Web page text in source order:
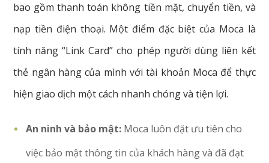
bao gồm thanh toán không tiền mặt, chuyển tiền, và
nạp tiền điện thoại. Một điểm đặc biệt của Moca là
tính năng “Link Card” cho phép người dùng liên kết
thẻ ngân hàng của mình với tài khoản Moca để thực
hiện giao dịch một cách nhanh chóng và tiện lợi.
An ninh và bảo mật: Moca luôn đặt ưu tiên cho
việc bảo mật thông tin của khách hàng và đã đạt